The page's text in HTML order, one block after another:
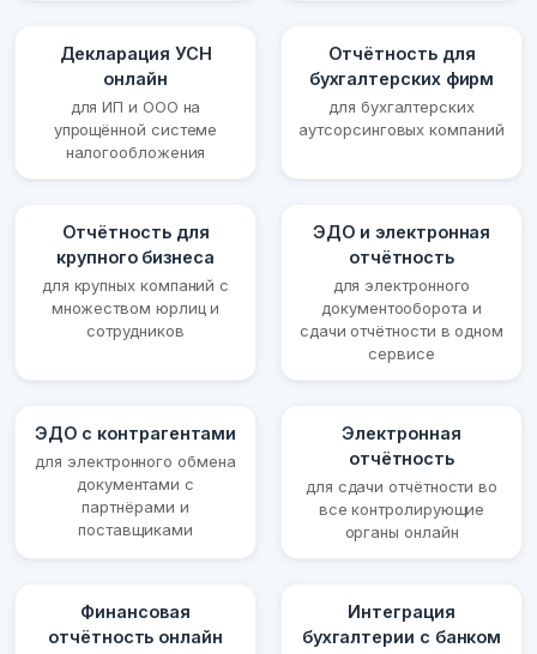
Декларация УСН
онлайн
для ИП и ООО на
упрощённой системе
налогообложения
Отчётность для
бухгалтерских фирм
для бухгалтерских
аутсорсинговых компаний
Отчётность для
крупного бизнеса
для крупных компаний с
множеством юрлиц и
сотрудников
ЭДО и электронная
отчётность
для электронного
документооборота и
сдачи отчётности в одном
сервисе
ЭДО с контрагентами
для электронного обмена
документами с
партнёрами и
поставщиками
Электронная
отчётность
для сдачи отчётности во
все контролирующие
органы онлайн
Финансовая
отчётность онлайн
Интеграция
бухгалтерии с банком